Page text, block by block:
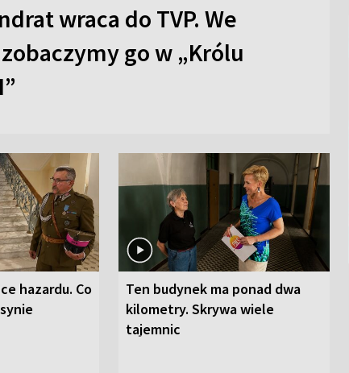
wraca do TVP. We
go w „Królu
hazardu. Co
Ten budynek ma ponad dwa
kilometry. Skrywa wiele
tajemnic